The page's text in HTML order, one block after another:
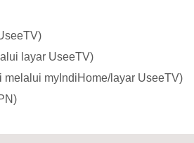
layar UseeTV)
myIndiHome/layar UseeTV)